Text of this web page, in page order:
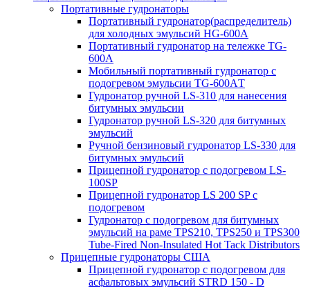
Портативные гудронаторы
Портативный гудронатор(распределитель)
для холодных эмульсий HG-600A
Портативный гудронатор на тележке TG-
600A
Мобильный портативный гудронатор с
подогревом эмульсии TG-600AТ
Гудронатор ручной LS-310 для нанесения
битумных эмульсии
Гудронатор ручной LS-320 для битумных
эмульсий
Ручной бензиновый гудронатор LS-330 для
битумных эмульсий
Прицепной гудронатор с подогревом LS-
100SP
Прицепной гудронатор LS 200 SP с
подогревом
Гудронатор с подогревом для битумных
эмульсий на раме TPS210, TPS250 и TPS300
Tube-Fired Non-Insulated Hot Tack Distributors
Прицепные гудронаторы США
Прицепной гудронатор с подогревом для
асфальтовых эмульсий STRD 150 - D